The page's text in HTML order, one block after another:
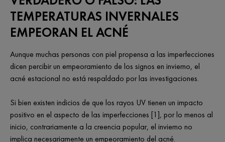
TEMPERATURAS INVERNALES
EMPEORAN EL ACNÉ
Aunque muchas personas con piel propensa a las imperfecciones
dicen percibir un empeoramiento de los signos en invierno, el
acné estacional no está respaldado por las investigaciones.
Si bien existen indicios de que los rayos UV tienen un impacto
positivo en el aspecto de las imperfecciones [1], por lo menos al
inicio, contrariamente a la creencia popular, el invierno no
implica necesariamente un empeoramiento del acné.